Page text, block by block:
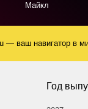
Майкл
— ваш навигатор в
Год